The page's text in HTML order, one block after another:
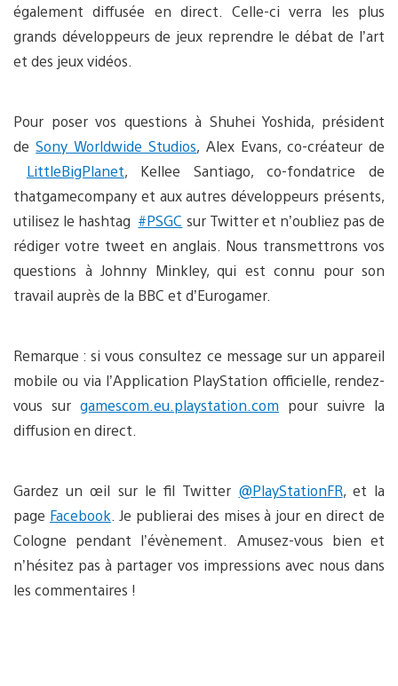
également diffusée en direct. Celle-ci verra les plus
grands développeurs de jeux reprendre le débat de l’art
et des jeux vidéos.
Pour poser vos questions à Shuhei Yoshida, président
deSony Worldwide Studios, Alex Evans, co-créateur de
LittleBigPlanet, Kellee Santiago, co-fondatrice de
thatgamecompany et aux autres développeurs présents,
utilisez le hashtag #PSGC sur Twitter et n’oubliez pas de
rédiger votre tweet en anglais. Nous transmettrons vos
questions à Johnny Minkley, qui est connu pour son
travail auprès de la BBC et d’Eurogamer.
Remarque : si vous consultez ce message sur un appareil
mobile ou via l’Application PlayStation officielle, rendez-
vous sur gamescom.eu.playstation.com pour suivre la
diffusion en direct.
Gardez un œil sur le fil Twitter @PlayStationFR, et la
page Facebook . Je publierai des mises à jour en direct de
Cologne pendant l’évènement. Amusez-vous bien et
n’hésitez pas à partager vos impressions avec nous dans
les commentaires !